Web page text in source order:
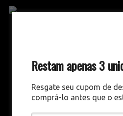
Restam apenas 3
Resgate seu cupom de
comprá-lo antes que o
Skip